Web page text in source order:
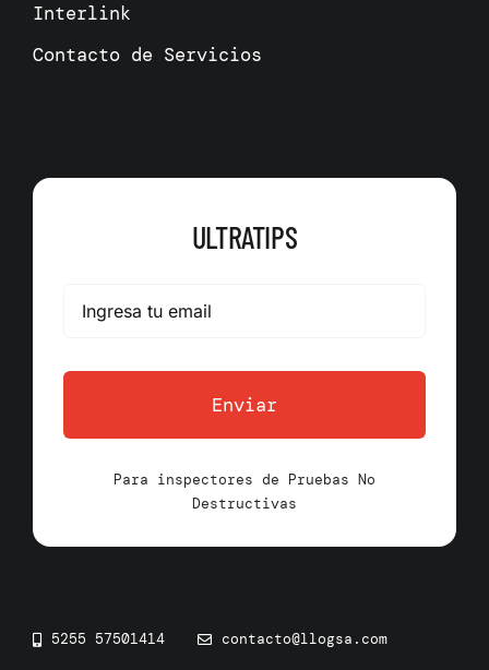
Interlink
Contacto de Servicios
ULTRATIPS
Enviar
Para inspectores de Pruebas No
Destructivas
5255 57501414 contacto@llogsa.com